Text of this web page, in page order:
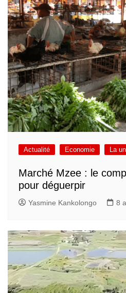
Actualité Economie La
Marché Mzee : le
pour déguerpir
Yasmine Kankolongo 8